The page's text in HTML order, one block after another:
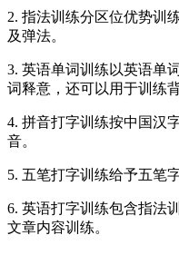
2. 指法训练分区位优势训
及弹法。
3. 英语单词训练以英语单
词释意，还可以用于训练
4. 拼音打字训练按中国汉
音。
5. 五笔打字训练给予五笔
6. 英语打字训练包含指法
文章内容训练。